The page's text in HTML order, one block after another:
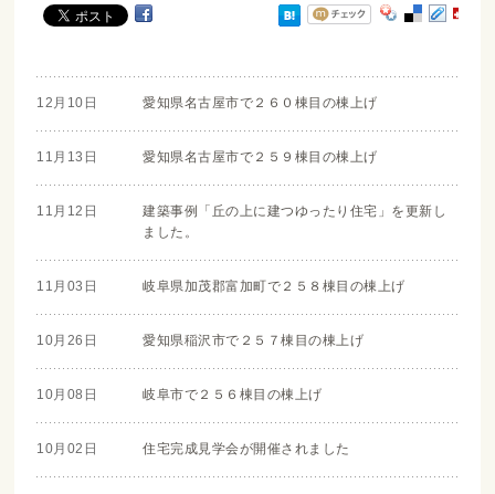
12月10日 愛知県名古屋市で２６０棟目の棟上げ
11月13日 愛知県名古屋市で２５９棟目の棟上げ
11月12日
建築事例「丘の上に建つゆったり住宅」を更新し
ました。
11月03日 岐阜県加茂郡富加町で２５８棟目の棟上げ
10月26日 愛知県稲沢市で２５７棟目の棟上げ
10月08日 岐阜市で２５６棟目の棟上げ
10月02日 住宅完成見学会が開催されました